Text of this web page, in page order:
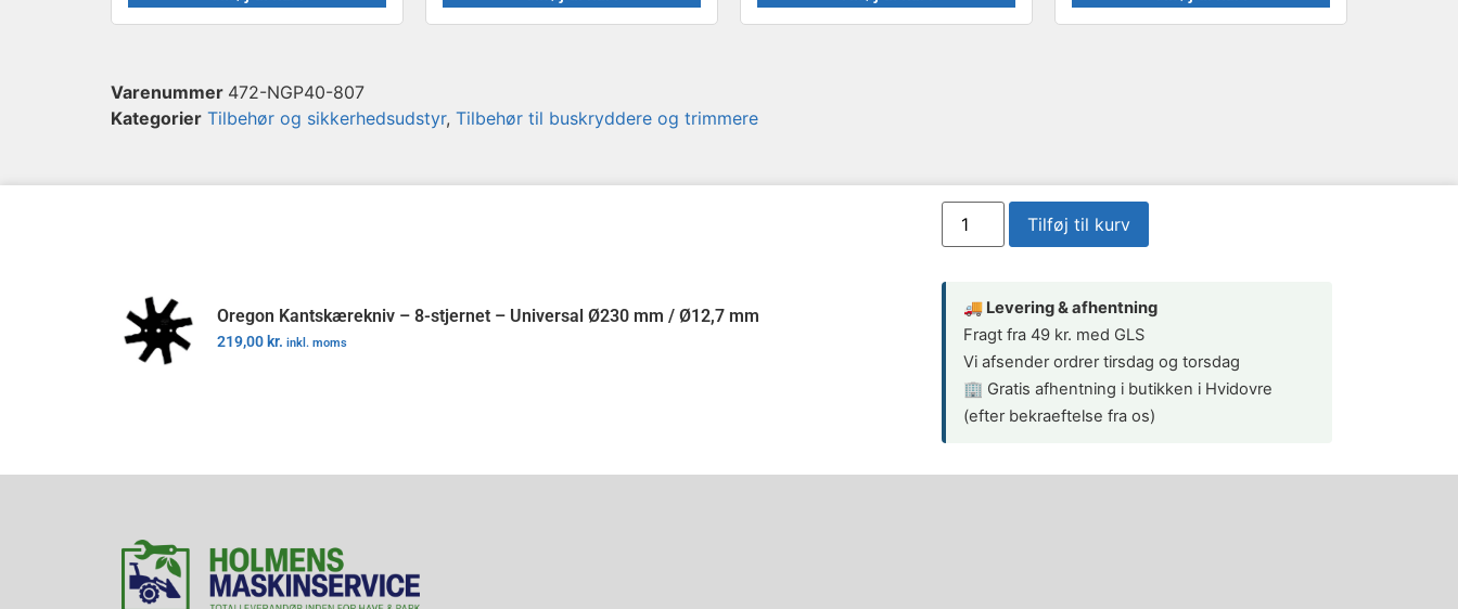
Varenummer 472-NGP40-807
Kategorier Tilbehør og sikkerhedsudstyr, Tilbehør til buskryddere og trimmere
Oregon Kantskærekniv – 8-stjernet – Universal Ø230 mm / Ø12,7 mm
219,00 kr. inkl. moms
Tilføj til kurv
🚚 Levering & afhentning
Fragt fra 49 kr. med GLS
Vi afsender ordrer tirsdag og torsdag
🏢 Gratis afhentning i butikken i Hvidovre
(efter bekraeftelse fra os)